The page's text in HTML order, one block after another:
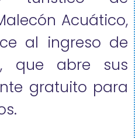
Acuático,
al ingreso de
que abre sus
gratuito para